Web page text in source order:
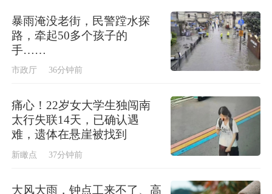
暴雨淹没老街，民警蹚水探
路，牵起50多个孩子的
手……
市政厅 36分钟前
痛心！22岁女大学生独闯南
太行失联14天，已确认遇
难，遗体在悬崖被找到
新瞰点 37分钟前
大风大雨，钟点工来不了、高